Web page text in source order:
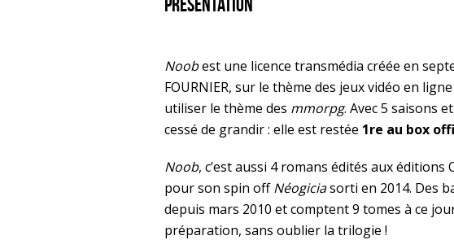
Présentation
Noobest une licence transmédia créée en
FOURNIER, sur le thème des jeux vidéo en
utiliser le thème des mmorpg. Avec 5 saisons
cessé de grandir : elle est restée 1re au box
Noob, c’est aussi 4 romans édités aux
pour son spin offNéogiciasorti en 2014. Des
depuis mars 2010 et comptent 9 tomes à ce
préparation, sans oublier la trilogie !